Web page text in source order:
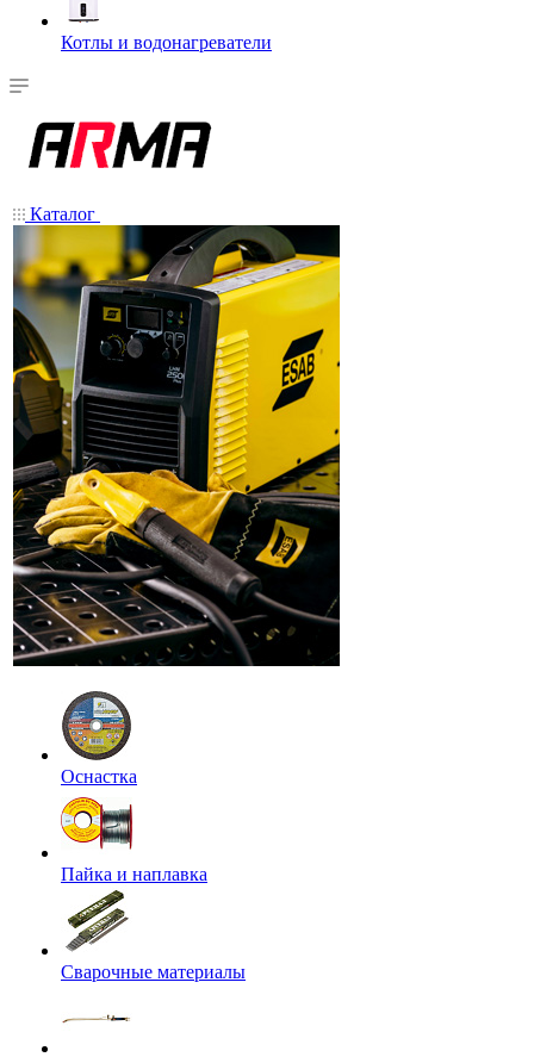
Котлы и водонагреватели
Каталог
Оснастка
Пайка и наплавка
Сварочные материалы